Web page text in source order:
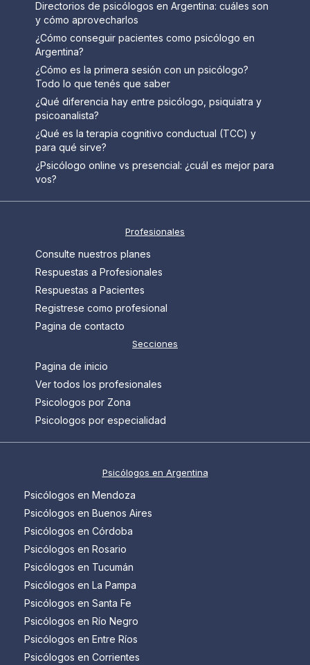
Directorios de psicólogos en Argentina: cuáles son
y cómo aprovecharlos
¿Cómo conseguir pacientes como psicólogo en
Argentina?
¿Cómo es la primera sesión con un psicólogo?
Todo lo que tenés que saber
¿Qué diferencia hay entre psicólogo, psiquiatra y
psicoanalista?
¿Qué es la terapia cognitivo conductual (TCC) y
para qué sirve?
¿Psicólogo online vs presencial: ¿cuál es mejor para
vos?
Profesionales
Consulte nuestros planes
Respuestas a Profesionales
Respuestas a Pacientes
Registrese como profesional
Pagina de contacto
Secciones
Pagina de inicio
Ver todos los profesionales
Psicologos por Zona
Psicologos por especialidad
Psicólogos en Argentina
Psicólogos en Mendoza
Psicólogos en Buenos Aires
Psicólogos en Córdoba
Psicólogos en Rosario
Psicólogos en Tucumán
Psicólogos en La Pampa
Psicólogos en Santa Fe
Psicólogos en Río Negro
Psicólogos en Entre Ríos
Psicólogos en Corrientes